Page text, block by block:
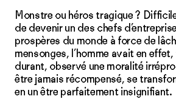
Monstre ou héros tragique ?
de devenir un des chefs
prospères du monde à force de
mensonges, l’homme avait en
durant, observé une moralité
être jamais récompensé, se
en un être parfaitement insignifiant.